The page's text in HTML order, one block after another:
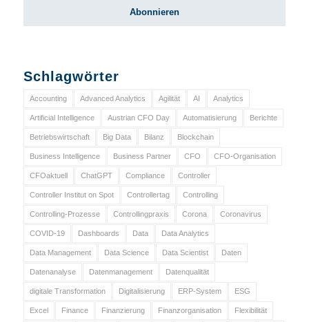
Schlagwörter
Accounting Advanced Analytics Agilität AI Analytics
Artificial Intelligence Austrian CFO Day Automatisierung Berichte
Betriebswirtschaft Big Data Bilanz Blockchain
Business Intelligence Business Partner CFO CFO-Organisation
CFOaktuell ChatGPT Compliance Controller
Controller Institut on Spot Controllertag Controlling
Controlling-Prozesse Controllingpraxis Corona Coronavirus
COVID-19 Dashboards Data Data Analytics
Data Management Data Science Data Scientist Daten
Datenanalyse Datenmanagement Datenqualität
digitale Transformation Digitalisierung ERP-System ESG
Excel Finance Finanzierung Finanzorganisation Flexibilität